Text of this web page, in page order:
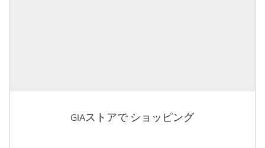
GIAストアで ショッピング